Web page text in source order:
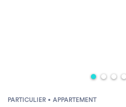
PARTICULIER APPARTEMENT